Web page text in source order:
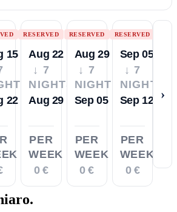
15
22
RESERVED
Aug 22
↓ 7
NIGHTS
Aug 29
PER
WEEK
0 €
RESERVED
Aug 29
↓ 7
NIGHTS
Sep 05
PER
WEEK
0 €
RESERVED
Sep 05
↓ 7
NIGHTS
Sep 12
PER
WEEK
0 €
›